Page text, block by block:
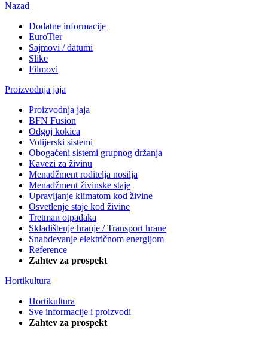
Nazad
Dodatne informacije
EuroTier
Sajmovi / datumi
Slike
Filmovi
Proizvodnja jaja
Proizvodnja jaja
BFN Fusion
Odgoj kokica
Volijerski sistemi
Obogaćeni sistemi grupnog držanja
Kavezi za živinu
Menadžment roditelja nosilja
Menadžment živinske staje
Upravljanje klimatom kod živine
Osvetlenje staje kod živine
Tretman otpadaka
Skladištenje hranje / Transport hrane
Snabdevanje električnom energijom
Reference
Zahtev za prospekt
Hortikultura
Hortikultura
Sve informacije i proizvodi
Zahtev za prospekt